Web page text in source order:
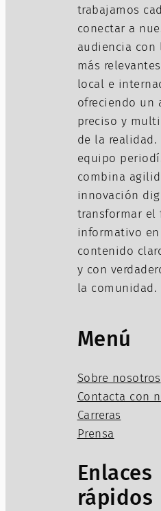
trabajamos
conectar a
audiencia con
más
local e
ofreciendo un
preciso y
de la realidad.
equipo
combina
innovación
transformar el
informativo
contenido
y con
la comunidad.
Menú
Sobre nosotros
Contacta con
Carreras
Prensa
Enlaces
rápidos